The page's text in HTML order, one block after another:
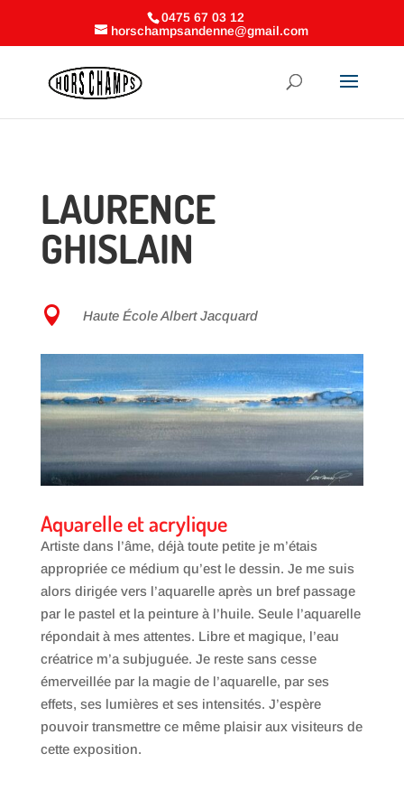
0475 67 03 12
horschampsandenne@gmail.com
LAURENCE
GHISLAIN
 Haute École Albert Jacquard
Aquarelle et acrylique
Artiste dans l’âme, déjà toute petite je m’étais
appropriée ce médium qu’est le dessin. Je me suis
alors dirigée vers l’aquarelle après un bref passage
par le pastel et la peinture à l’huile. Seule l’aquarelle
répondait à mes attentes. Libre et magique, l’eau
créatrice m’a subjuguée. Je reste sans cesse
émerveillée par la magie de l’aquarelle, par ses
effets, ses lumières et ses intensités. J’espère
pouvoir transmettre ce même plaisir aux visiteurs de
cette exposition.